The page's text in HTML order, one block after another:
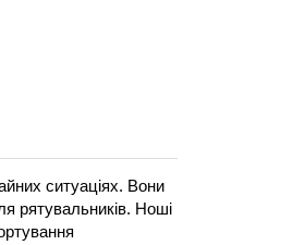
ситуаціях. Вони
рятувальників. Ноші